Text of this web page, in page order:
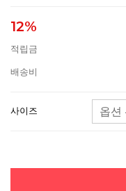
12%
적립금
배송비
사이즈